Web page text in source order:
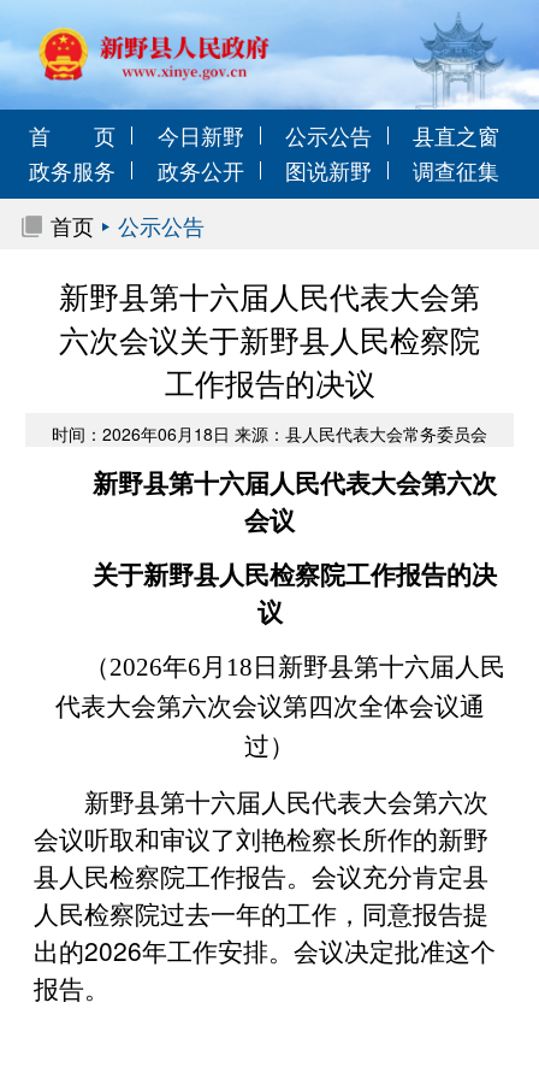
首 页 今日新野 公示公告
县直之窗
政务服务
政务公开 图说新野
调查征集
首页
公示公告
新野县第十六届人民代表大会第
六次会议关于新野县人民检察院
工作报告的决议
时间：2026年06月18日 来源：县人民代表大会常务委员会
新野县第十六届人民代表大会第六次
会议
关于新野县人民检察院工作报告的决
议
（2026年6月18日新野县第十六届人民
代表大会第六次会议第四次全体会议通
过）
新野县第十六届人民代表大会第六次
会议听取和审议了刘艳检察长所作的新野
县人民检察院工作报告。会议充分肯定县
人民检察院过去一年的工作，同意报告提
出的2026年工作安排。会议决定批准这个
报告。